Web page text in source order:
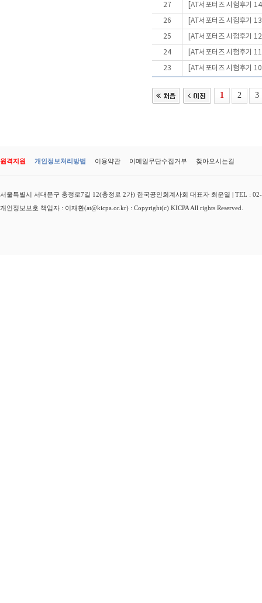
27 [AT서포터즈 시험후기
26 [AT서포터즈 시험후기
25 [AT서포터즈 시험후기
24 [AT서포터즈 시험후기
23 [AT서포터즈 시험후기
1 2 3
원격지원 개인정보처리방법 이용약관 이메일무단수집거부 찾아오시는길
서울특별시 서대문구 충정로7길 12(충정로 2가) 한국공인회계사회 대표자 최운열 | TEL :
개인정보보호 책임자 : 이재환(at@kicpa.or.kr) : Copyright(c) KICPA All rights Reserved.